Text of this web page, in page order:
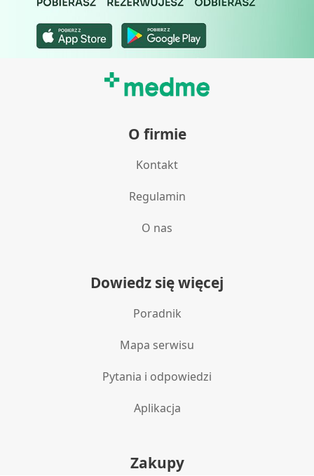
O firmie
Kontakt
Regulamin
O nas
Dowiedz się więcej
Poradnik
Mapa serwisu
Pytania i odpowiedzi
Aplikacja
Zakupy
Niezbędne
Wydajność (Performance)